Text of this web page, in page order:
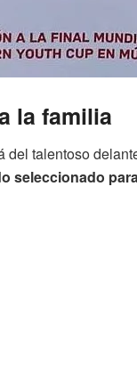
la familia
del talentoso
seleccionado